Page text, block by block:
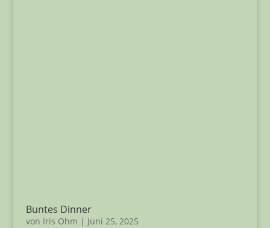
Buntes Dinner
von Iris Ohm | Juni 25, 2025